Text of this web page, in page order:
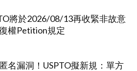
將於2026/08/13再收緊非故意
權Petition規定
名漏洞！USPTO擬新規：單方